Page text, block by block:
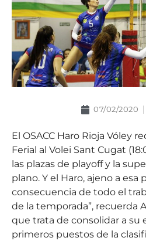
07/02/2020
El OSACC Haro Rioja Vóley
Ferial al Volei Sant Cugat
las plazas de playoff y la
plano. Y el Haro, ajeno a esa
consecuencia de todo el
de la temporada”, recuerda
que trata de consolidar a su
primeros puestos de la